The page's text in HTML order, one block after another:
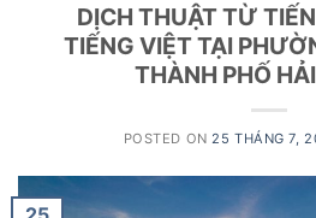
DỊCH THUẬT TỪ
TIẾNG VIỆT TẠI
THÀNH PHỐ
POSTED ON25 THÁNG 7,